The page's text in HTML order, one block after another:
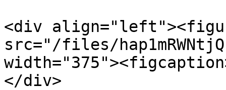
<div
src="/files/
</div>